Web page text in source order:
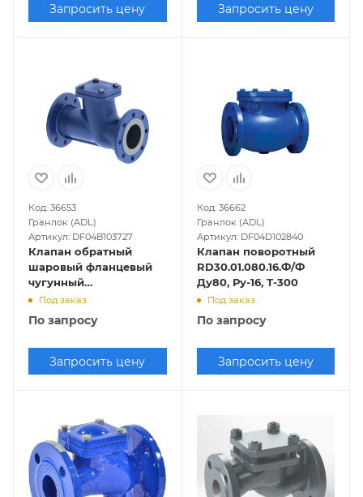
Запросить цену Запросить цену
Код: 36653
Гранлок (ADL)
Артикул: DF04B103727
Клапан обратный
шаровый фланцевый
чугунный
RD12.02.080.16.Ф/Ф
Под заказ
По запросу
Запросить цену
Код: 36662
Гранлок (ADL)
Артикул: DF04D102840
Клапан поворотный
RD30.01.080.16.Ф/Ф
Ду80, Ру-16, Т-300
Под заказ
По запросу
Запросить цену